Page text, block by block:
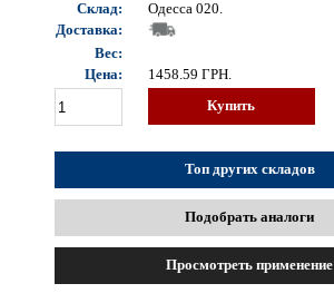
Склад:
Одесса 020.
Доставка:
Вес:
Цена:
1458.59 ГРН.
Купить
Топ других складов
Подобрать аналоги
Просмотреть применение